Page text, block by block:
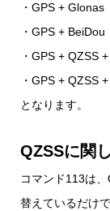
・GPS + Glonas
・GPS + BeiDou
・GPS + QZSS
・GPS + QZSS
となります。
QZSSに関
コマンド113は
替えているだけで